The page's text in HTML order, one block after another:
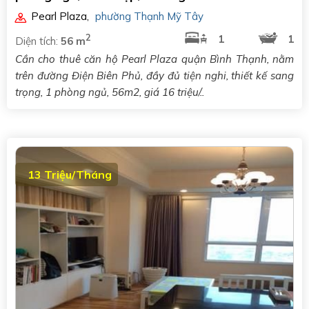
Pearl Plaza
phường Thạnh Mỹ Tây
Diện tích: 56 m2 1
1
Cần cho thuê căn hộ Pearl Plaza quận Bình Thạnh, nằm
trên đường Điện Biên Phủ, đầy đủ tiện nghi, thiết kế sang
trọng, 1 phòng ngủ, 56m2, giá 16 triệu/..
13 Triệu/Tháng